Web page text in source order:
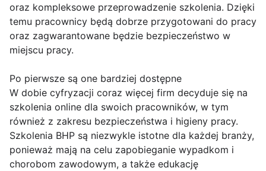
oraz kompleksowe przeprowadzenie szkolenia. Dzięki
temu pracownicy będą dobrze przygotowani do pracy
oraz zagwarantowane będzie bezpieczeństwo w
miejscu pracy.
Po pierwsze są one bardziej dostępne
W dobie cyfryzacji coraz więcej firm decyduje się na
szkolenia online dla swoich pracowników, w tym
również z zakresu bezpieczeństwa i higieny pracy.
Szkolenia BHP są niezwykle istotne dla każdej branży,
ponieważ mają na celu zapobieganie wypadkom i
chorobom zawodowym, a także edukację